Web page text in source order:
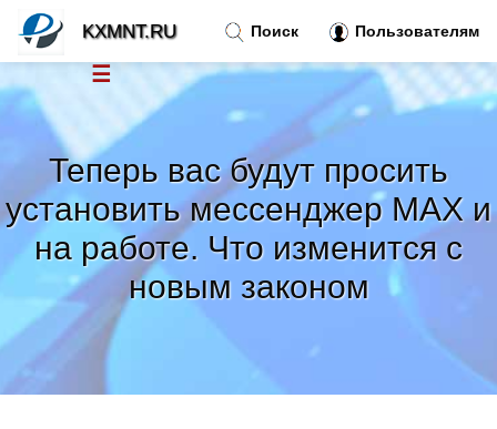
Теперь вас будут просить
установить мессенджер MAX и
на работе. Что изменится с
новым законом
Поиск Пользователям
KXMNT.RU
☰
Тренды новостей»
Рубрики»
Правила »